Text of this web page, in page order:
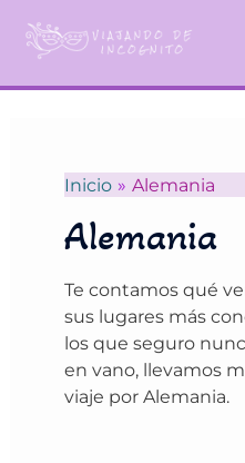
contenido
Inicio Alemania
Alemania
Te contamos qué
sus lugares más
los que seguro
en vano, llevamos
viaje por Alemania.